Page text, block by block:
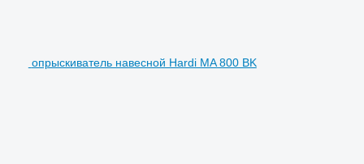
опрыскиватель навесной Hardi MA 800 BK